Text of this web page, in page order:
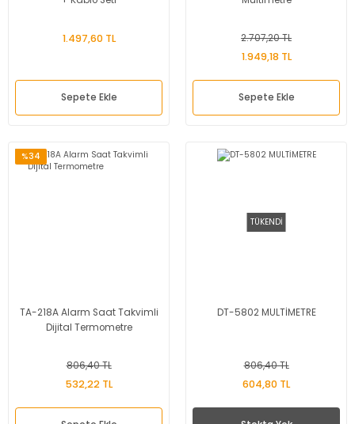
1.497,60 TL
Sepete Ekle
2.707,20 TL
1.949,18 TL
Sepete Ekle
%34
TA-218A Alarm Saat Takvimli
Dijital Termometre
806,40 TL
532,22 TL
TÜKENDİ
DT-5802 MULTİMETRE
806,40 TL
604,80 TL